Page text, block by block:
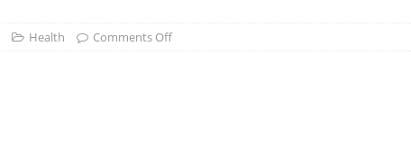
Health Comments Off